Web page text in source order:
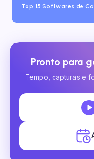
Top 15 Softwares de
Pronto para
Tempo, capturas e